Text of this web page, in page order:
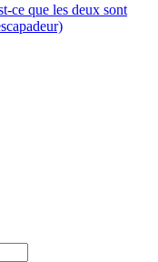
ce que les deux sont